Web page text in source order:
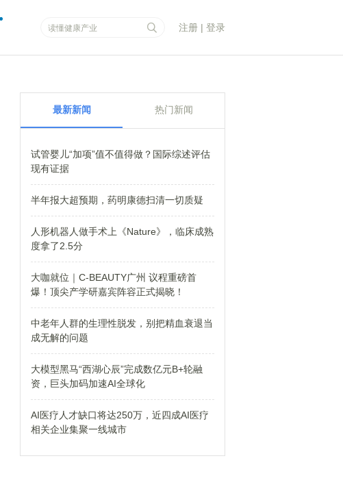
注册 | 登录
最新新闻 热门新闻
试管婴儿“加项”值不值得做？国际综述评估
现有证据
半年报大超预期，药明康德扫清一切质疑
人形机器人做手术上《Nature》，临床成熟
度拿了2.5分
大咖就位｜C-BEAUTY广州 议程重磅首
爆！顶尖产学研嘉宾阵容正式揭晓！
中老年人群的生理性脱发，别把精血衰退当
成无解的问题
大模型黑马“西湖心辰”完成数亿元B+轮融
资，巨头加码加速AI全球化
AI医疗人才缺口将达250万，近四成AI医疗
相关企业集聚一线城市